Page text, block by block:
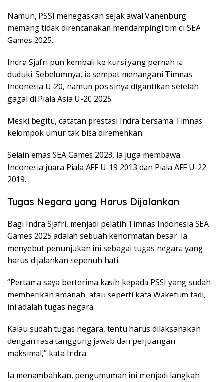
Namun, PSSI menegaskan sejak awal Vanenburg
memang tidak direncanakan mendampingi tim di SEA
Games 2025.
Indra Sjafri pun kembali ke kursi yang pernah ia
duduki. Sebelumnya, ia sempat menangani Timnas
Indonesia U-20, namun posisinya digantikan setelah
gagal di Piala Asia U-20 2025.
Meski begitu, catatan prestasi Indra bersama Timnas
kelompok umur tak bisa diremehkan.
Selain emas SEA Games 2023, ia juga membawa
Indonesia juara Piala AFF U-19 2013 dan Piala AFF U-22
2019.
Tugas Negara yang Harus Dijalankan
Bagi Indra Sjafri, menjadi pelatih Timnas Indonesia SEA
Games 2025 adalah sebuah kehormatan besar. Ia
menyebut penunjukan ini sebagai tugas negara yang
harus dijalankan sepenuh hati.
“Pertama saya berterima kasih kepada PSSI yang sudah
memberikan amanah, atau seperti kata Waketum tadi,
ini adalah tugas negara.
Kalau sudah tugas negara, tentu harus dilaksanakan
dengan rasa tanggung jawab dan perjuangan
maksimal,” kata Indra.
Ia menambahkan, pengumuman ini menjadi langkah